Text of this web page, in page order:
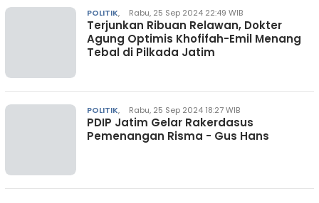
POLITIK, Rabu, 25 Sep 2024 22:49 WIB
Terjunkan Ribuan Relawan, Dokter
Agung Optimis Khofifah-Emil Menang
Tebal di Pilkada Jatim
POLITIK, Rabu, 25 Sep 2024 18:27 WIB
PDIP Jatim Gelar Rakerdasus
Pemenangan Risma - Gus Hans